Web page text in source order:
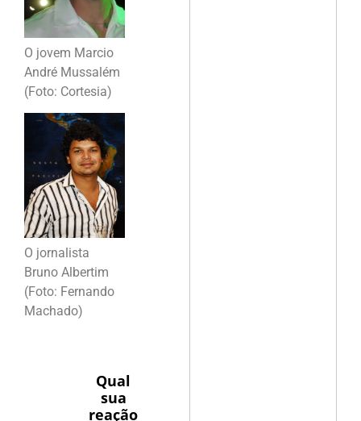
O jovem Marcio
André Mussalém
(Foto: Cortesia)
O jornalista
Bruno Albertim
(Foto: Fernando
Machado)
Qual
sua
reação